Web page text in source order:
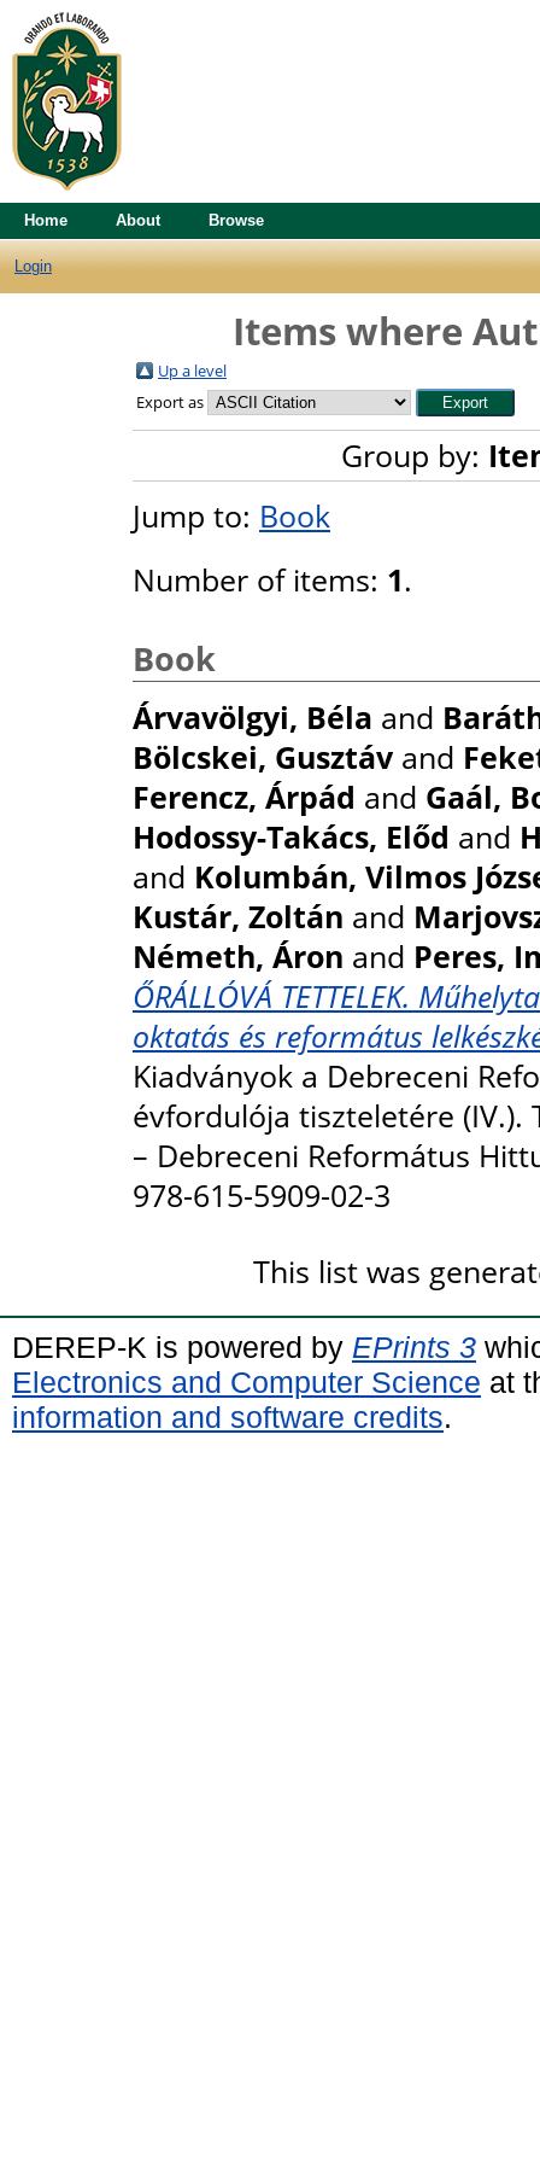
Home About Browse
Login
Items where
Up a level
Export as
Group by:
Jump to: Book
Number of items: 1.
Book
Árvavölgyi, Béla and
Bölcskei, Gusztáv and
Ferencz, Árpád and Gaál,
Hodossy-Takács, Előd and
and Kolumbán, Vilmos
Kustár, Zoltán and
Németh, Áron and Peres,
ŐRÁLLÓVÁ TETTELEK.
oktatás és református
Kiadványok a Debreceni
évfordulója tiszteletére (IV.).
– Debreceni Református
978-615-5909-02-3
This list was
DEREP-K is powered by EPrints 3
Electronics and Computer Science at
information and software credits.